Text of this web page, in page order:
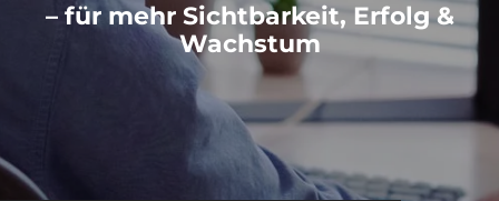
– für mehr Sichtbarkeit, Erfolg &
Wachstum